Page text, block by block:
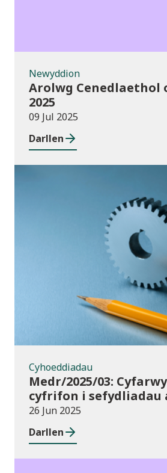
Newyddion
Arolwg Cenedlaethol
2025
09 Jul 2025
Darllen
Cyhoeddiadau
Medr/2025/03:
cyfrifon i sefydliadau
uwch yng Nghymru ar
2024/25
26 Jun 2025
Darllen